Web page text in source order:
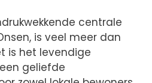
centrale
is veel meer dan
is het levendige
geliefde